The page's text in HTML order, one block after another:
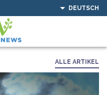
DEUTSCH
ALLE ARTIKEL